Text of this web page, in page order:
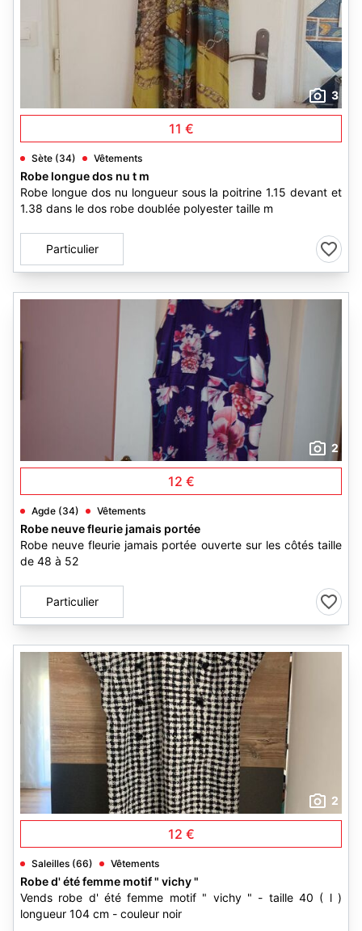
3
11 €
Sète (34) Vêtements
Robe longue dos nu t m
Robe longue dos nu longueur sous la poitrine 1.15 devant et
1.38 dans le dos robe doublée polyester taille m
Particulier
2
12 €
Agde (34) Vêtements
Robe neuve fleurie jamais portée
Robe neuve fleurie jamais portée ouverte sur les côtés taille
de 48 à 52
Particulier
2
12 €
Saleilles (66) Vêtements
Robe d' été femme motif " vichy "
Vends robe d' été femme motif " vichy " - taille 40 ( l )
longueur 104 cm - couleur noir